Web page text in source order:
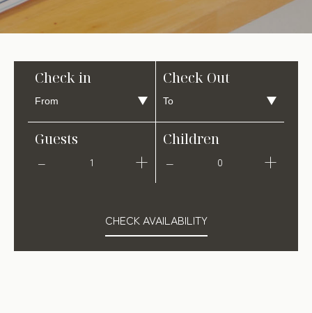
Check in Check Out
Guests
1
Children
0
CHECK AVAILABILITY